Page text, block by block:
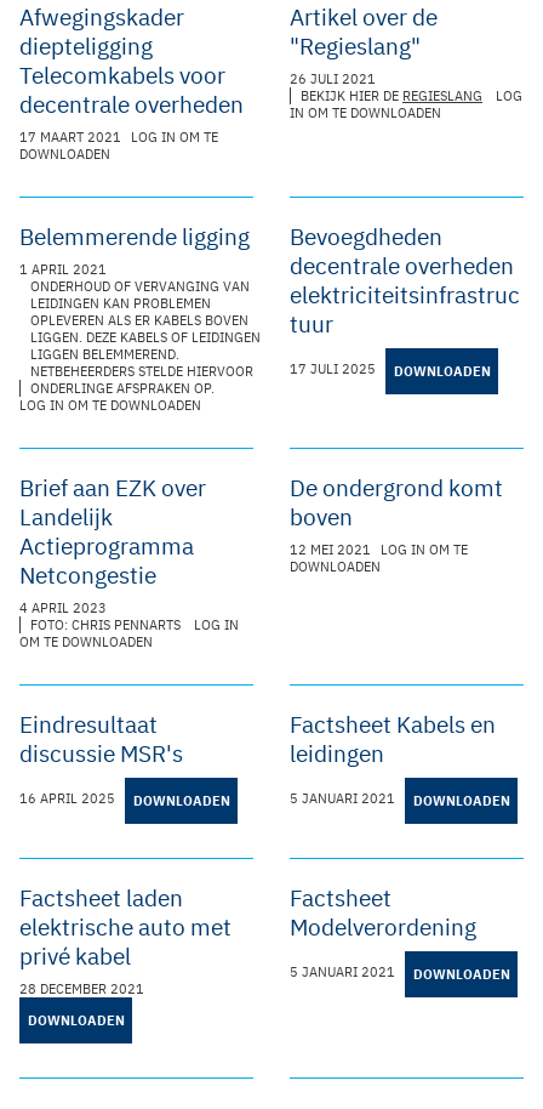
Afwegingskader
diepteligging
Telecomkabels voor
decentrale overheden
17 MAART 2021
LOG IN OM TE
DOWNLOADEN
Artikel over de
"Regieslang"
26 JULI 2021
BEKIJK HIER DE REGIESLANG
LOG
IN OM TE DOWNLOADEN
Belemmerende ligging
1 APRIL 2021
ONDERHOUD OF VERVANGING VAN
LEIDINGEN KAN PROBLEMEN
OPLEVEREN ALS ER KABELS BOVEN
LIGGEN. DEZE KABELS OF LEIDINGEN
LIGGEN BELEMMEREND.
NETBEHEERDERS STELDE HIERVOOR
ONDERLINGE AFSPRAKEN OP.
LOG IN OM TE DOWNLOADEN
Bevoegdheden
decentrale overheden
elektriciteitsinfrastruc
tuur
17 JULI 2025 DOWNLOADEN
Brief aan EZK over
Landelijk
Actieprogramma
Netcongestie
4 APRIL 2023
FOTO: CHRIS PENNARTS
LOG IN
OM TE DOWNLOADEN
De ondergrond komt
boven
12 MEI 2021
LOG IN OM TE
DOWNLOADEN
Eindresultaat
discussie MSR's
16 APRIL 2025 DOWNLOADEN
Factsheet Kabels en
leidingen
5 JANUARI 2021 DOWNLOADEN
Factsheet laden
elektrische auto met
privé kabel
28 DECEMBER 2021
DOWNLOADEN
Factsheet
Modelverordening
5 JANUARI 2021 DOWNLOADEN